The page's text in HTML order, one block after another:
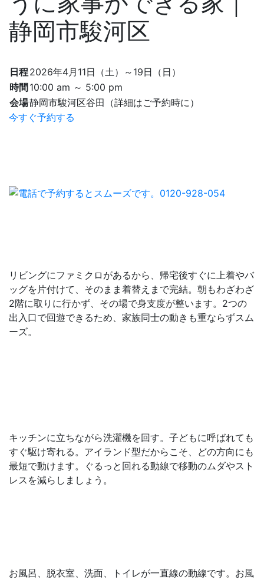
静岡市駿河区
日程2026年4月11日（土）～19日（日）
時間 10:00 am ～ 5:00 pm
会場静岡市駿河区谷田（詳細はご予約時に）
今すぐ予約する
リビングにファミクロがあるから、帰宅後すぐに上着やバ
ッグを片付けて、そのまま着替えまで完結。朝もわざわざ
2階に取りに行かず、その場で身支度が整います。2つの
出入口で回遊できるため、家族同士の動きも重ならずスム
ーズ。
キッチンに立ちながら洗濯機を回す。子どもに呼ばれても
すぐ駆け寄れる。アイランド型だからこそ、どの方向にも
最短で動けます。ぐるっと回れる動線で移動のムダやスト
レスを減らしましょう。
お風呂、脱衣室、洗面、トイレが一直線の動線です。お風